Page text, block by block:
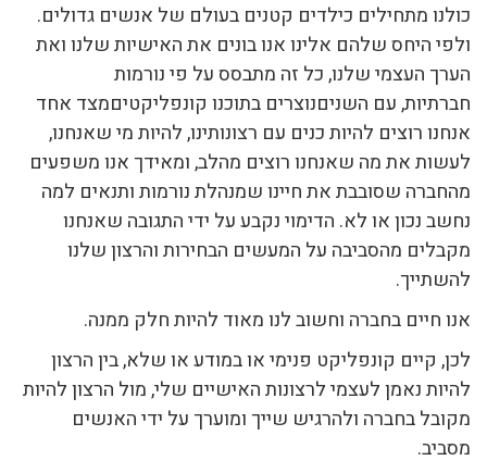
כולנו מתחילים כילדים קטנים בעולם של אנשים גדולים.
ולפי היחס שלהם אלינו אנו בונים את האישיות שלנו ואת
הערך העצמי שלנו, כל זה מתבסס על פי נורמות
חברתיות, עם השניםנוצרים בתוכנו קונפליקטיםמצד אחד
אנחנו רוצים להיות כנים עם רצונותינו, להיות מי שאנחנו,
לעשות את מה שאנחנו רוצים מהלב, ומאידך אנו משפעים
מהחברה שסובבת את חיינו שמנהלת נורמות ותנאים למה
נחשב נכון או לא. הדימוי נקבע על ידי התגובה שאנחנו
מקבלים מהסביבה על המעשים הבחירות והרצון שלנו
להשתייך.
אנו חיים בחברה וחשוב לנו מאוד להיות חלק ממנה.
לכן, קיים קונפליקט פנימי או במודע או שלא, בין הרצון
להיות נאמן לעצמי לרצונות האישיים שלי, מול הרצון להיות
מקובל בחברה ולהרגיש שייך ומוערך על ידי האנשים
מסביב.